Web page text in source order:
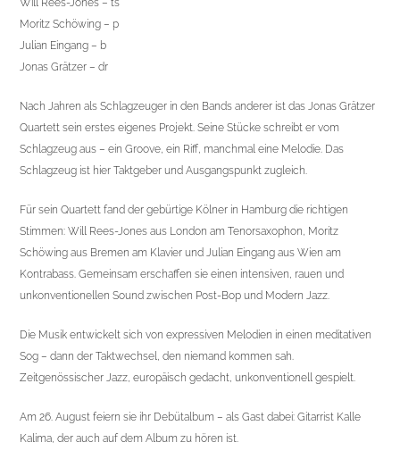
Moritz Schöwing – p
Julian Eingang – b
Jonas Grätzer – dr
Nach Jahren als Schlagzeuger in den Bands anderer ist das Jonas Grätzer
Quartett sein erstes eigenes Projekt. Seine Stücke schreibt er vom
Schlagzeug aus – ein Groove, ein Riff, manchmal eine Melodie. Das
Schlagzeug ist hier Taktgeber und Ausgangspunkt zugleich.
Für sein Quartett fand der gebürtige Kölner in Hamburg die richtigen
Stimmen: Will Rees-Jones aus London am Tenorsaxophon, Moritz
Schöwing aus Bremen am Klavier und Julian Eingang aus Wien am
Kontrabass. Gemeinsam erschaffen sie einen intensiven, rauen und
unkonventionellen Sound zwischen Post-Bop und Modern Jazz.
Die Musik entwickelt sich von expressiven Melodien in einen meditativen
Sog – dann der Taktwechsel, den niemand kommen sah.
Zeitgenössischer Jazz, europäisch gedacht, unkonventionell gespielt.
Am 26. August feiern sie ihr Debütalbum – als Gast dabei: Gitarrist Kalle
Kalima, der auch auf dem Album zu hören ist.